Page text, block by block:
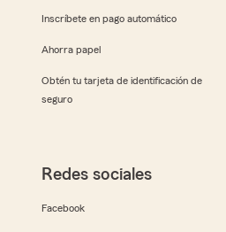
Inscríbete en pago automático
Ahorra papel
Obtén tu tarjeta de identificación de
seguro
Redes sociales
Facebook